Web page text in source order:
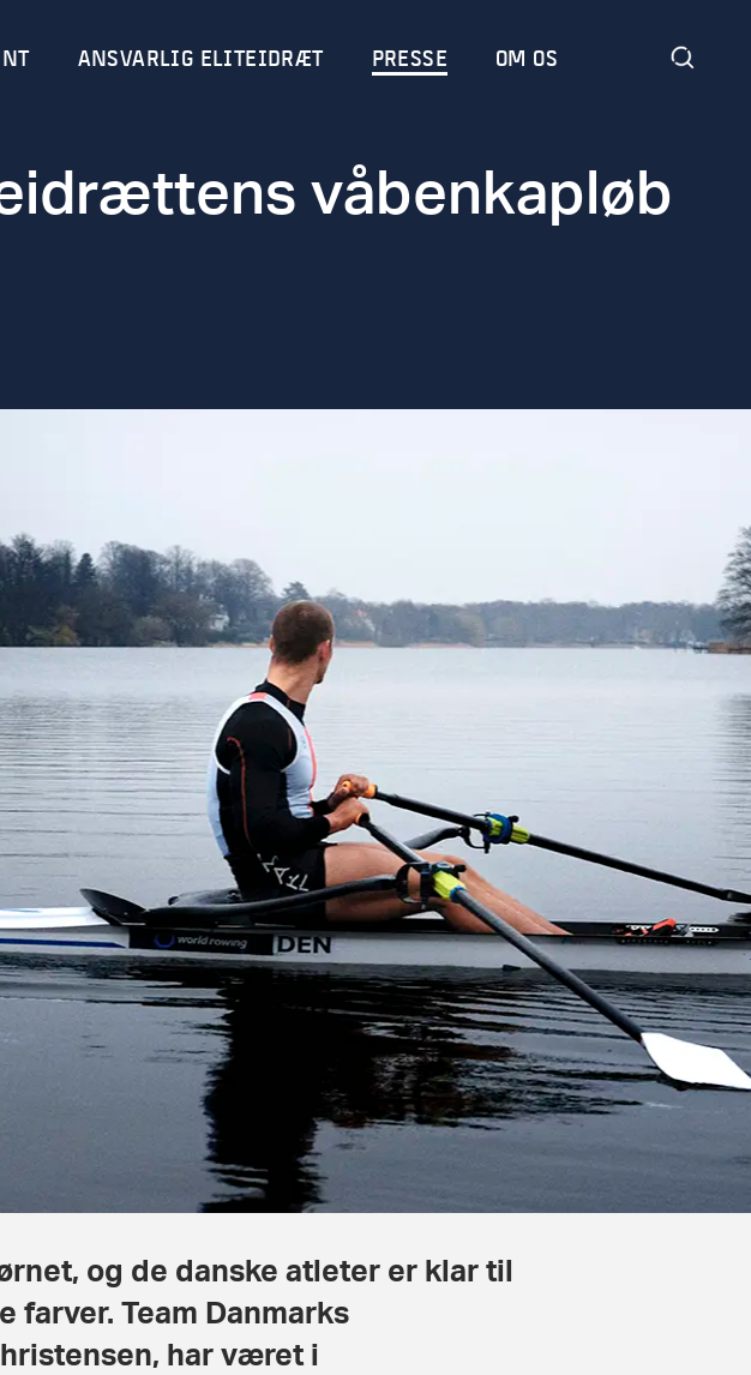
ANSVARLIG ELITEIDRÆT PRESSE OM OS
våbenkapløb
og de danske atleter er klar til
farver. Team Danmarks
har været i